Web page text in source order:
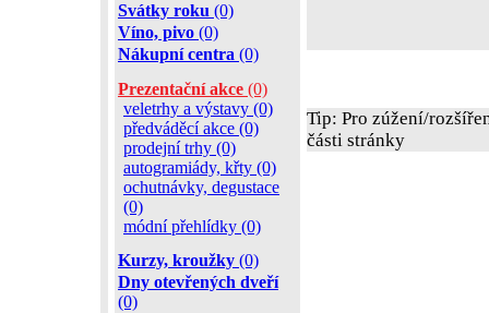
Svátky roku (0)
Víno, pivo (0)
Nákupní centra (0)
Prezentační akce (0)
veletrhy a výstavy (0)
předváděcí akce (0)
prodejní trhy (0)
autogramiády, křty (0)
ochutnávky, degustace
(0)
módní přehlídky (0)
Kurzy, kroužky (0)
Dny otevřených dveří
(0)
Tip: Pro zúžení/
části stránky